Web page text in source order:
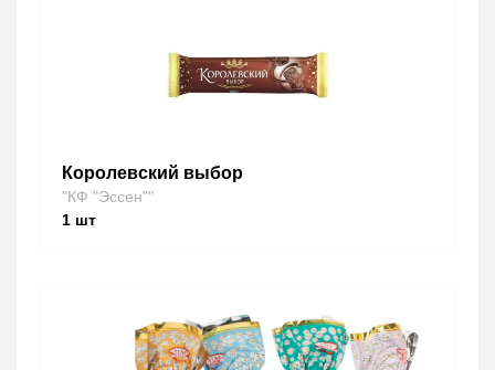
Королевский выбор
"КФ "Эссен""
1 шт